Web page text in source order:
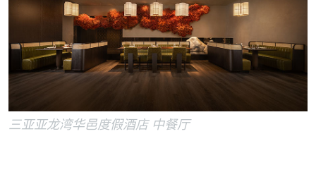
三亚亚龙湾华邑度假酒店 中餐厅